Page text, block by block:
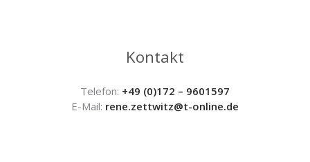
Kontakt
Telefon: +49 (0)172 – 9601597
E-Mail: rene.zettwitz@t-online.de